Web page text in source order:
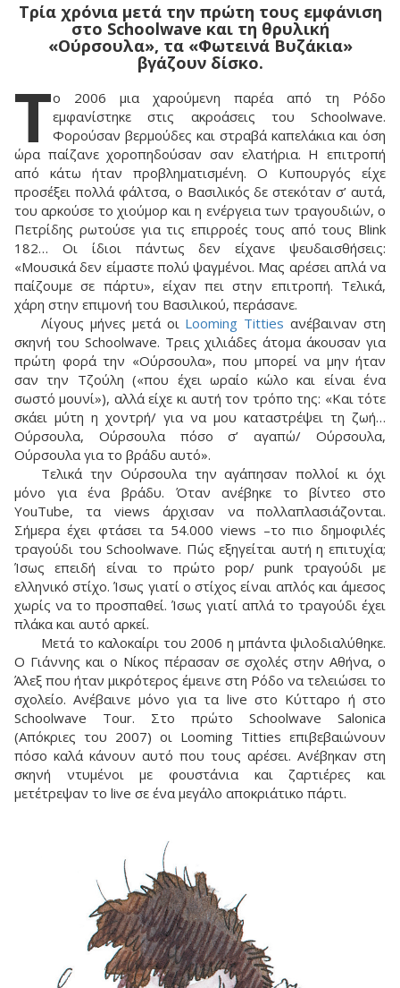
Τρία χρόνια μετά την πρώτη τους εμφάνιση
στο Schoolwave και τη θρυλική
«Ούρσουλα», τα «Φωτεινά Βυζάκια»
βγάζουν δίσκο.
Tο 2006 μια χαρούμενη παρέα από τη Ρόδο
εμφανίστηκε στις ακροάσεις του Schoolwave.
Φορούσαν βερμούδες και στραβά καπελάκια και όση
ώρα παίζανε χοροπηδούσαν σαν ελατήρια. Η επιτροπή
από κάτω ήταν προβληματισμένη. Ο Κυπουργός είχε
προσέξει πολλά φάλτσα, ο Βασιλικός δε στεκόταν σ’ αυτά,
του αρκούσε το χιούμορ και η ενέργεια των τραγουδιών, ο
Πετρίδης ρωτούσε για τις επιρροές τους από τους Blink
182… Οι ίδιοι πάντως δεν είχανε ψευδαισθήσεις:
«Μουσικά δεν είμαστε πολύ ψαγμένοι. Μας αρέσει απλά να
παίζουμε σε πάρτυ», είχαν πει στην επιτροπή. Τελικά,
χάρη στην επιμονή του Βασιλικού, περάσανε.
Λίγους μήνες μετά οι Looming Titties ανέβαιναν στη
σκηνή του Schoolwave. Τρεις χιλιάδες άτομα άκουσαν για
πρώτη φορά την «Ούρσουλα», που μπορεί να μην ήταν
σαν την Τζούλη («που έχει ωραίο κώλο και είναι ένα
σωστό μουνί»), αλλά είχε κι αυτή τον τρόπο της: «Και τότε
σκάει μύτη η χοντρή/ για να μου καταστρέψει τη ζωή…
Ούρσουλα, Ούρσουλα πόσο σ’ αγαπώ/ Ούρσουλα,
Ούρσουλα για το βράδυ αυτό».
Τελικά την Ούρσουλα την αγάπησαν πολλοί κι όχι
μόνο για ένα βράδυ. Όταν ανέβηκε το βίντεο στο
YouTube, τα views άρχισαν να πολλαπλασιάζονται.
Σήμερα έχει φτάσει τα 54.000 views –το πιο δημοφιλές
τραγούδι του Schoolwave. Πώς εξηγείται αυτή η επιτυχία;
Ίσως επειδή είναι το πρώτο pop/ punk τραγούδι με
ελληνικό στίχο. Ίσως γιατί ο στίχος είναι απλός και άμεσος
χωρίς να το προσπαθεί. Ίσως γιατί απλά το τραγούδι έχει
πλάκα και αυτό αρκεί.
Μετά το καλοκαίρι του 2006 η μπάντα ψιλοδιαλύθηκε.
Ο Γιάννης και ο Νίκος πέρασαν σε σχολές στην Αθήνα, ο
Άλεξ που ήταν μικρότερος έμεινε στη Ρόδο να τελειώσει το
σχολείο. Ανέβαινε μόνο για τα live στο Κύτταρο ή στο
Schoolwave Tour. Στο πρώτο Schoolwave Salonica
(Απόκριες του 2007) οι Looming Titties επιβεβαιώνουν
πόσο καλά κάνουν αυτό που τους αρέσει. Ανέβηκαν στη
σκηνή ντυμένοι με φουστάνια και ζαρτιέρες και
μετέτρεψαν το live σε ένα μεγάλο αποκριάτικο πάρτι.